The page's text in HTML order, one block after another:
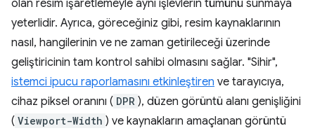
olan resim işaretlemeyle aynı işlevlerin tümünü sunmaya
yeterlidir. Ayrıca, göreceğiniz gibi, resim kaynaklarının
nasıl, hangilerinin ve ne zaman getirileceği üzerinde
geliştiricinin tam kontrol sahibi olmasını sağlar. "Sihir",
istemci ipucu raporlamasını etkinleştiren ve tarayıcıya,
cihaz piksel oranını ( DPR ), düzen görüntü alanı genişliğini
( Viewport-Width ) ve kaynakların amaçlanan görüntü